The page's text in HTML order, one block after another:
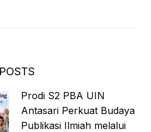
Prodi S2 PBA UIN
Antasari Perkuat Budaya
Publikasi Ilmiah melalui